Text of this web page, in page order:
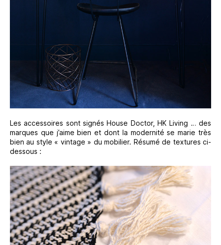
Les accessoires sont signés House Doctor, HK Living … des
marques que j’aime bien et dont la modernité se marie très
bien au style « vintage » du mobilier. Résumé de textures ci-
dessous :